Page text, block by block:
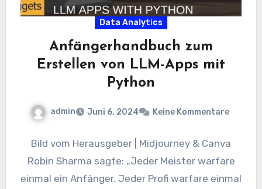
Data Analytics
Anfängerhandbuch zum
Erstellen von LLM-Apps mit
Python
admin Juni 6, 2024 Keine Kommentare
Bild vom Herausgeber | Midjourney & Canva
Robin Sharma sagte: „Jeder Meister warfare
einmal ein Anfänger. Jeder Profi warfare einmal